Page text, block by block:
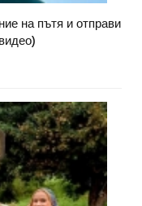
на пътя и отправи